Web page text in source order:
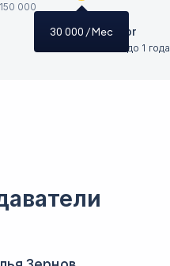
150 000
Junior
Опыт до 1 года
30 000 / Мес